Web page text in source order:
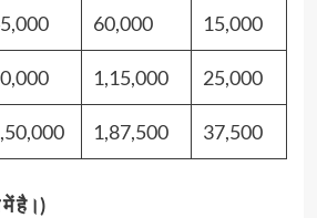
60,000 15,000
1,15,000 25,000
1,87,500 37,500
है।)